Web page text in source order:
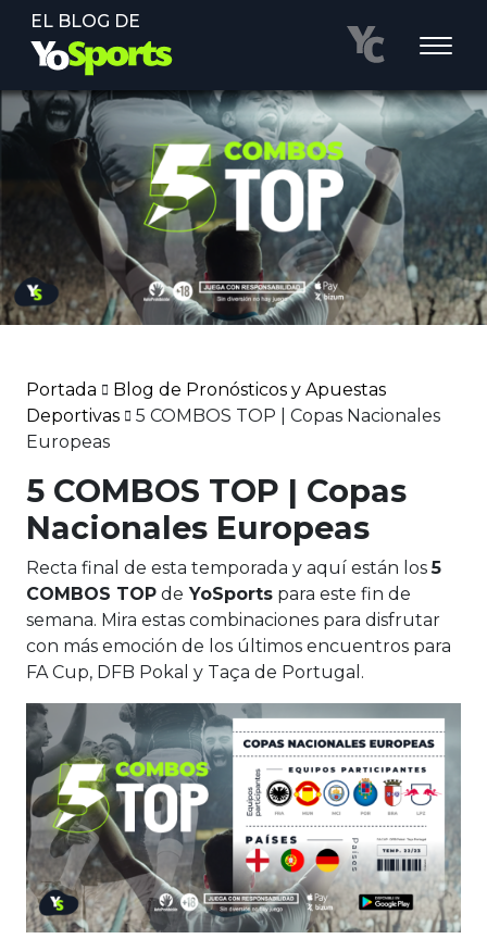
EL BLOG DE
Portada
Blog de Pronósticos y Apuestas
Deportivas
5 COMBOS TOP | Copas Nacionales
Europeas
5 COMBOS TOP | Copas
Nacionales Europeas
Recta final de esta temporada y aquí están los5
COMBOS TOP de YoSports para este fin de
semana. Mira estas combinaciones para disfrutar
con más emoción de los últimos encuentros para
FA Cup, DFB Pokal y Taça de Portugal.